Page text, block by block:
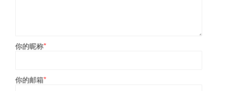
你的昵称*
你的邮箱*